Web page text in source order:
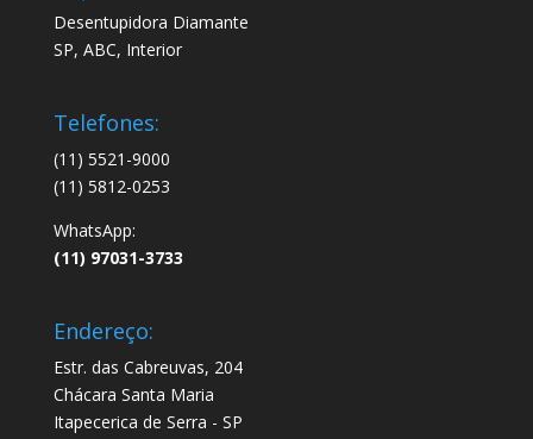
Desentupidora Diamante
SP, ABC, Interior
Telefones:
(11) 5521-9000
(11) 5812-0253
WhatsApp:
(11) 97031-3733
Endereço:
Estr. das Cabreuvas, 204
Chácara Santa Maria
Itapecerica de Serra - SP